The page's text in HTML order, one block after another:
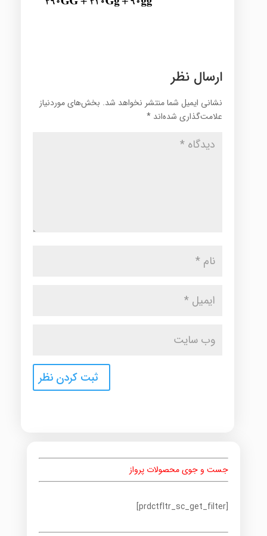
ارسال نظر
نشانی ایمیل شما منتشر نخواهد شد. بخش‌های موردنیاز
علامت‌گذاری شده‌اند *
جست و جوی محصولات پرواز
[prdctfltr_sc_get_filter]